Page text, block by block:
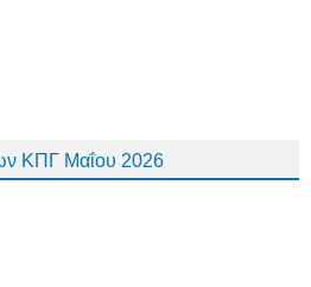
ΚΠΓ Μαΐου 2026